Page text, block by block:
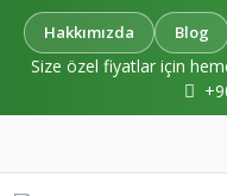
Hakkımızda Blog
Size özel fiyatlar için